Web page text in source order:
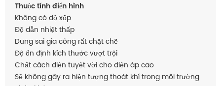
Thuộc tính điển hình
Không có độ xốp
Độ dẫn nhiệt thấp
Dung sai gia công rất chặt chẽ
Độ ổn định kích thước vượt trội
Chất cách điện tuyệt vời cho điện áp cao
Sẽ không gây ra hiện tượng thoát khí trong môi trường